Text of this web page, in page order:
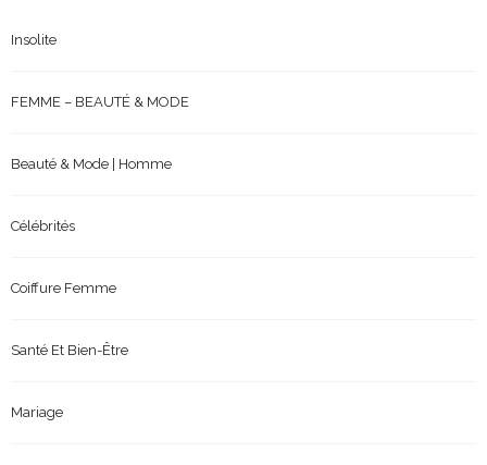
Insolite
FEMME – BEAUTÉ & MODE
Beauté & Mode | Homme
Célébrités
Coiffure Femme
Santé Et Bien-Être
Mariage